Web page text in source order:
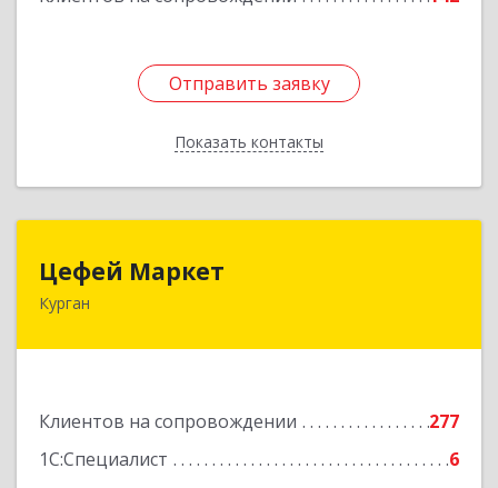
Отправить заявку
Показать контакты
Отправить заявку
Назад
Цефей Маркет
Курган
Клиентов на сопровождении
277
1С:Специалист
6
640002, Курганская обл, Курган г, М.Горького